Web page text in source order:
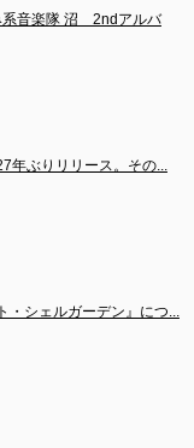
系音楽隊 沼　2ndアルバ
年ぶりリリース。その...
・シェルガーデン』につ...